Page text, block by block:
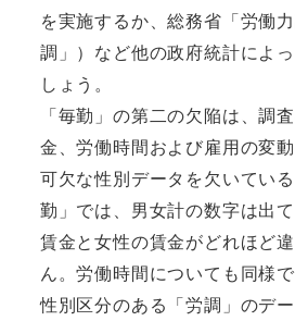
を実施するか、総務省「労働
調」）など他の政府統計によ
しょう。
「毎勤」の第二の欠陥は、調
金、労働時間および雇用の変
可欠な性別データを欠いてい
勤」では、男女計の数字は出
賃金と女性の賃金がどれほど
ん。労働時間についても同様で
性別区分のある「労調」のデ